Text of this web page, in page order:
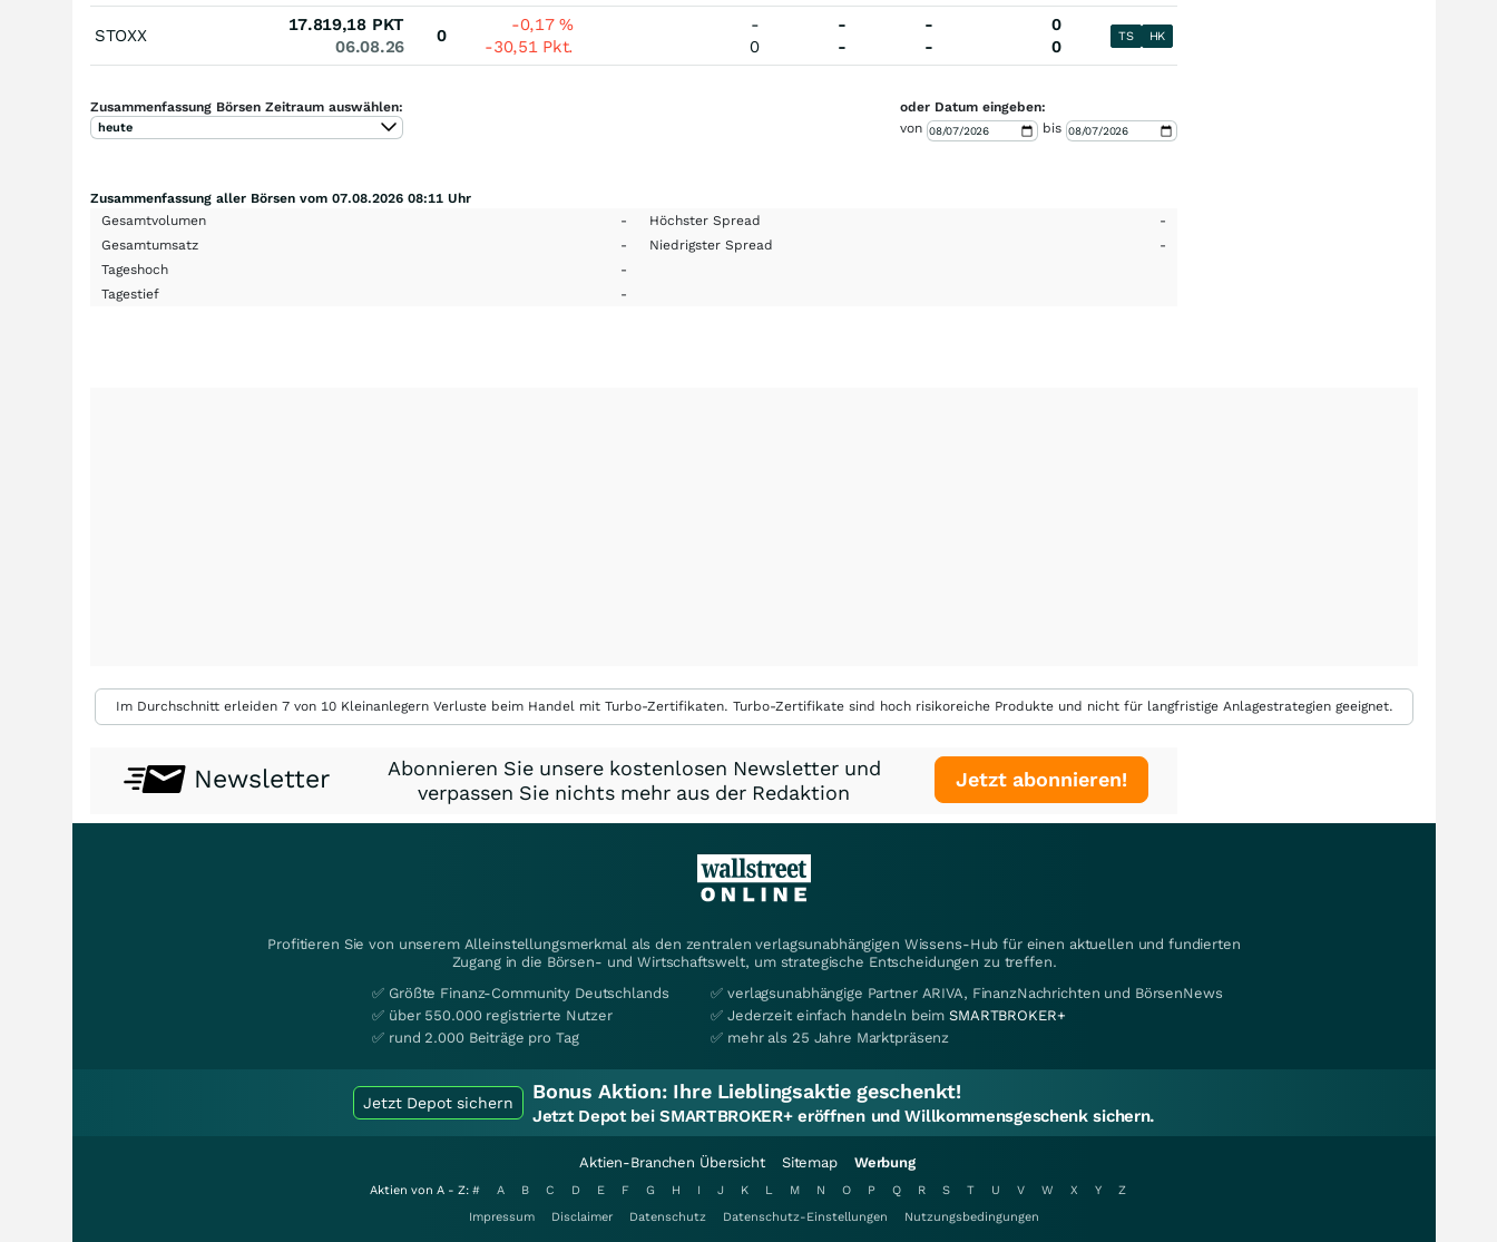
STOXX
17.819,18 PKT
06.08.26
0
-0,17%
-30,51 Pkt.
-
0
-
-
-
-
0
0
TS HK
Zusammenfassung Börsen Zeitraum auswählen:
heute
oder Datum eingeben:
von
bis
Zusammenfassung aller Börsen vom 07.08.2026 08:11 Uhr
Gesamtvolumen
- Höchster Spread
-
Gesamtumsatz
- Niedrigster Spread
-
Tageshoch
-
Tagestief
-
Im Durchschnitt erleiden 7 von 10 Kleinanlegern Verluste beim Handel mit Turbo-Zertifikaten. Turbo-Zertifikate sind hoch risikoreiche Produkte und nicht für langfristige Anlagestrategien geeignet.
Newsletter
Abonnieren Sie unsere kostenlosen Newsletter und
verpassen Sie nichts mehr aus der Redaktion
Jetzt abonnieren!
Profitieren Sie von unserem Alleinstellungsmerkmal als den zentralen verlagsunabhängigen Wissens-Hub für einen aktuellen und fundierten
Zugang in die Börsen- und Wirtschaftswelt, um strategische Entscheidungen zu treffen.
✅ Größte Finanz-Community Deutschlands
✅ über 550.000 registrierte Nutzer
✅ rund 2.000 Beiträge pro Tag
✅ verlagsunabhängige Partner ARIVA, FinanzNachrichten und BörsenNews
✅ Jederzeit einfach handeln beimSMARTBROKER+
✅ mehr als 25 Jahre Marktpräsenz
Jetzt Depot sichern Bonus Aktion: Ihre Lieblingsaktie geschenkt!
Jetzt Depot bei SMARTBROKER+ eröffnen und Willkommensgeschenk sichern.
Aktien-Branchen Übersicht Sitemap Werbung
Aktien von A - Z: # A B C D E F G H I J K L M N O P Q R S T U V W X Y
Z
Impressum
Disclaimer Datenschutz Datenschutz-Einstellungen Nutzungsbedingungen